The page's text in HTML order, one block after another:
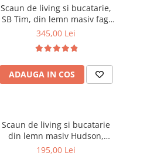
Scaun de living si bucatarie,
SB Tim, din lemn masiv fag,
tapiterie stofa, lacuit, 120 kg,
345,00 Lei
ADAUGA IN COS
Scaun de living si bucatarie
din lemn masiv Hudson,
tapiterie stofa,100 kg,
195,00 Lei